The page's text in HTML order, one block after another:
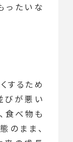
ったいな
するため
びが悪い
食べ物も
のまま、